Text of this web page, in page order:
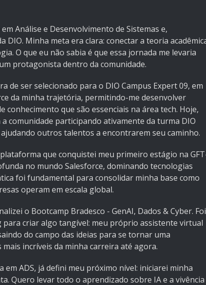
Análise e Desenvolvimento de Sistemas e,
Minha meta era clara: conectar a teoria
O que eu não sabia é que essa jornada me levaria
protagonista dentro da comunidade.
de ser selecionado para o DIO Campus Expert 09, em
da minha trajetória, permitindo-me desenvolver
que são essenciais na área tech. Hoje,
comunidade participando ativamente da turma DIO
outros talentos a encontrarem seu caminho.
que conquistei meu primeiro estágio na
no mundo Salesforce, dominando tecnologias
foi fundamental para consolidar minha base como
operam em escala global.
o Bootcamp Bradesco - GenAI, Dados & Cyber. Foi
criar algo tangível: meu próprio assistente virtual
do campo das ideias para se tornar uma
incríveis da minha carreira até agora.
ADS, já defini meu próximo nível: iniciarei minha
Quero levar todo o aprendizado sobre IA e a vivência